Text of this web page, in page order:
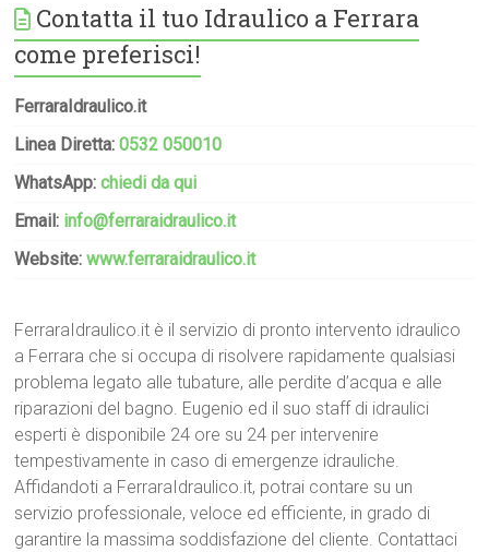
Contatta il tuo Idraulico a Ferrara
come preferisci!
FerraraIdraulico.it
Linea Diretta:0532 050010
WhatsApp:chiedi da qui
Email: info@ferraraidraulico.it
Website:www.ferraraidraulico.it
FerraraIdraulico.it è il servizio di pronto intervento idraulico
a Ferrara che si occupa di risolvere rapidamente qualsiasi
problema legato alle tubature, alle perdite d’acqua e alle
riparazioni del bagno. Eugenio ed il suo staff di idraulici
esperti è disponibile 24 ore su 24 per intervenire
tempestivamente in caso di emergenze idrauliche.
Affidandoti a FerraraIdraulico.it, potrai contare su un
servizio professionale, veloce ed efficiente, in grado di
garantire la massima soddisfazione del cliente. Contattaci